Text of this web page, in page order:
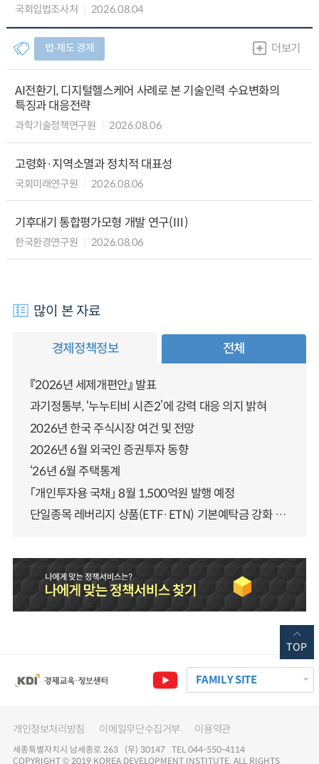
국회입법조사처 2026.08.04
법∙제도 경제 더보기
AI전환기, 디지털헬스케어 사례로 본 기술인력 수요변화의
특징과 대응전략
과학기술정책연구원 2026.08.06
고령화·지역소멸과 정치적 대표성
국회미래연구원 2026.08.06
기후대기 통합평가모형 개발 연구(Ⅲ)
한국환경연구원 2026.08.06
많이 본 자료
경제정책정보 전체
『2026년 세제개편안』 발표
과기정통부, ‘누누티비 시즌2’에 강력 대응 의지 밝혀
2026년 한국 주식시장 여건 및 전망
2026년 6월 외국인 증권투자 동향
‘26년 6월 주택통계
「개인투자용 국채」 8월 1,500억원 발행 예정
단일종목 레버리지 상품(ETF·ETN) 기본예탁금 강화 조기시행 방안 안내
FAMILY SITE
개인정보처리방침 이메일무단수집거부 이용약관
세종특별자치시 남세종로 263 (우) 30147 TEL 044-550-4114
COPYRIGHT © 2019 KOREA DEVELOPMENT INSTITUTE. ALL RIGHTS
TOP